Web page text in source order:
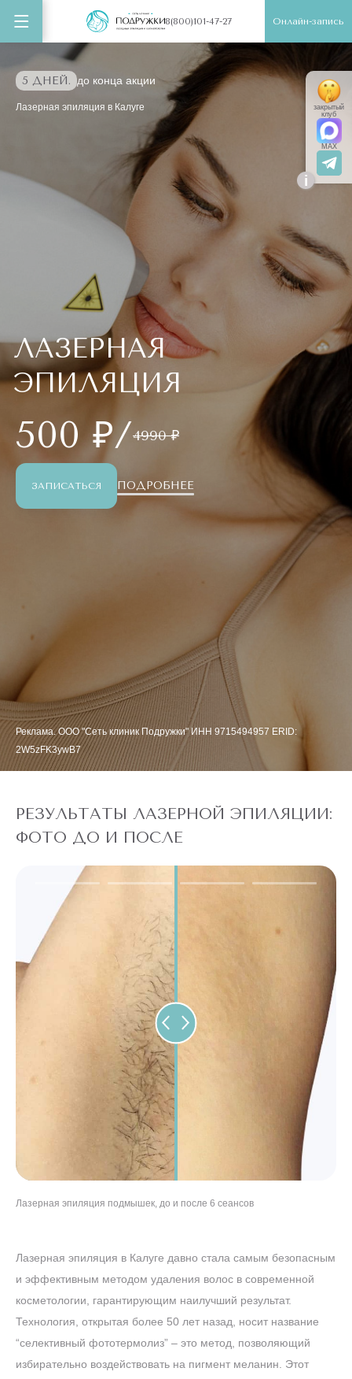
8(800)101-47-27 Онлайн-запись
5 ДНЕЙ. до конца акции
Лазерная эпиляция в Калуге
ЛАЗЕРНАЯ
ЭПИЛЯЦИЯ
500 ₽/4990 ₽
ЗАПИСАТЬСЯ ПОДРОБНЕЕ
Реклама. ООО "Сеть клиник Подружки" ИНН 9715494957 ERID:
2W5zFK3ywB7
РЕЗУЛЬТАТЫ ЛАЗЕРНОЙ ЭПИЛЯЦИИ:
ФОТО ДО И ПОСЛЕ
Лазерная эпиляция подмышек, до и после 6 сеансов
Лазерная эпиляция ног, до и после 8 сеансов
Лазерная эпиляция бикини, до и после 5 сеансов
Лазерная эпиляция лица, до и после 7 сеансов
Лазерная эпиляция в Калуге давно стала самым безопасным
и эффективным методом удаления волос в современной
косметологии, гарантирующим наилучший результат.
Технология, открытая более 50 лет назад, носит название
“селективный фототермолиз” – это метод, позволяющий
избирательно воздействовать на пигмент меланин. Этот
i
закрытый
клуб
MAX